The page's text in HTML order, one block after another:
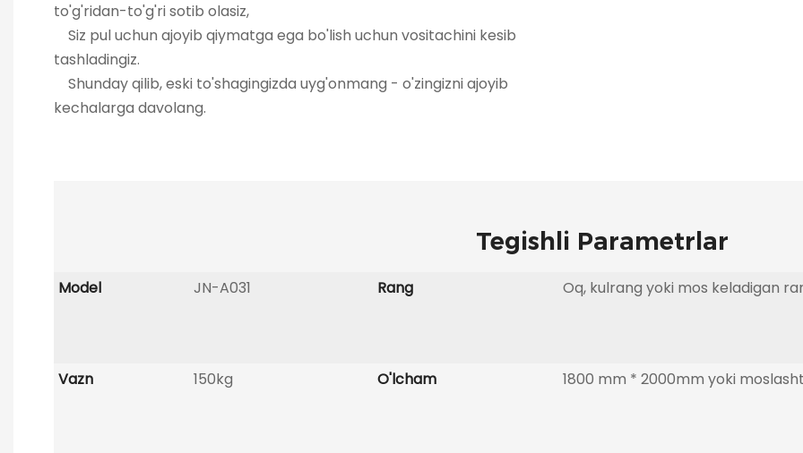
to'g'ridan-to'g'ri sotib olasiz,
Siz pul uchun ajoyib qiymatga ega bo'lish uchun vositachini kesib
tashladingiz.
Shunday qilib, eski to'shagingizda uyg'onmang - o'zingizni ajoyib
kechalarga davolang.
Tegishli Parametrlar
Model JN-A031 Rang Oq, kulrang yoki mos keladigan
Vazn 150kg O'lcham 1800 mm * 2000mm yoki